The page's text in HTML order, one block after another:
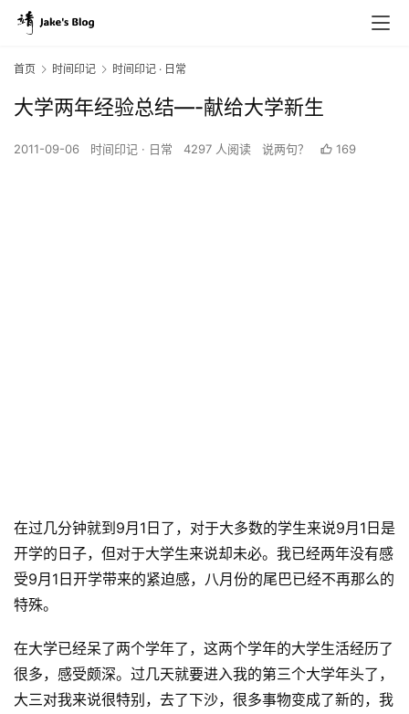
首页 时间印记 时间印记 · 日常
大学两年经验总结—-献给大学新生
2011-09-06 时间印记 · 日常 4297 人阅读 说两句？ 169
在过几分钟就到9月1日了，对于大多数的学生来说9月1日是
开学的日子，但对于大学生来说却未必。我已经两年没有感
受9月1日开学带来的紧迫感，八月份的尾巴已经不再那么的
特殊。
在大学已经呆了两个学年了，这两个学年的大学生活经历了
很多，感受颇深。过几天就要进入我的第三个大学年头了，
大三对我来说很特别，去了下沙，很多事物变成了新的，我